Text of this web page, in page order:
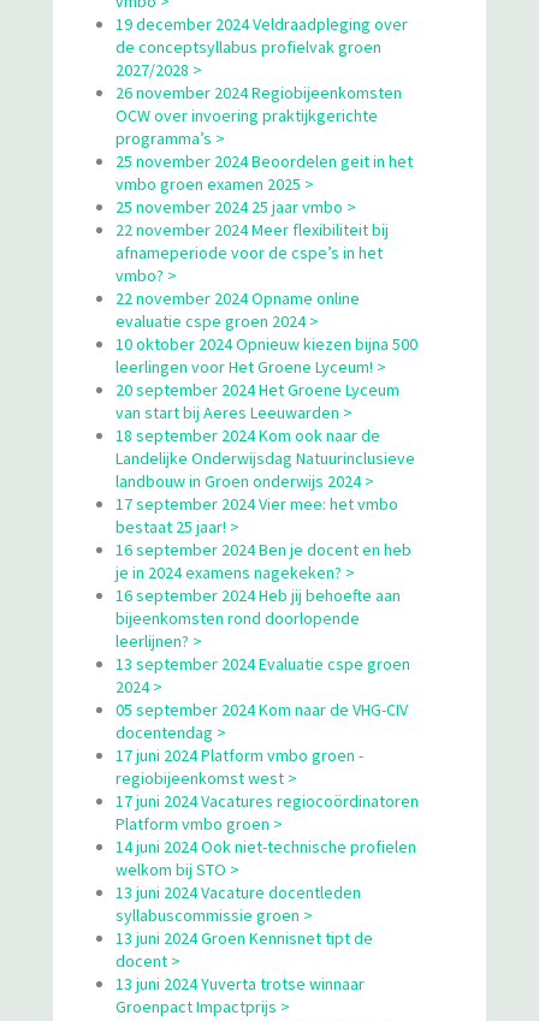
19 december 2024 Veldraadpleging over
de conceptsyllabus profielvak groen
2027/2028 >
26 november 2024 Regiobijeenkomsten
OCW over invoering praktijkgerichte
programma’s >
25 november 2024 Beoordelen geit in het
vmbo groen examen 2025 >
25 november 2024 25 jaar vmbo >
22 november 2024 Meer flexibiliteit bij
afnameperiode voor de cspe’s in het
vmbo? >
22 november 2024 Opname online
evaluatie cspe groen 2024 >
10 oktober 2024 Opnieuw kiezen bijna 500
leerlingen voor Het Groene Lyceum! >
20 september 2024 Het Groene Lyceum
van start bij Aeres Leeuwarden >
18 september 2024 Kom ook naar de
Landelijke Onderwijsdag Natuurinclusieve
landbouw in Groen onderwijs 2024 >
17 september 2024 Vier mee: het vmbo
bestaat 25 jaar! >
16 september 2024 Ben je docent en heb
je in 2024 examens nagekeken? >
16 september 2024 Heb jij behoefte aan
bijeenkomsten rond doorlopende
leerlijnen? >
13 september 2024 Evaluatie cspe groen
2024 >
05 september 2024 Kom naar de VHG-CIV
docentendag >
17 juni 2024 Platform vmbo groen -
regiobijeenkomst west >
17 juni 2024 Vacatures regiocoördinatoren
Platform vmbo groen >
14 juni 2024 Ook niet-technische profielen
welkom bij STO >
13 juni 2024 Vacature docentleden
syllabuscommissie groen >
13 juni 2024 Groen Kennisnet tipt de
docent >
13 juni 2024 Yuverta trotse winnaar
Groenpact Impactprijs >